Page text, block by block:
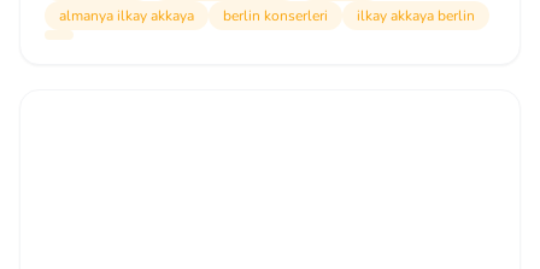
almanya ilkay akkaya
berlin konserleri ilkay akkaya berlin